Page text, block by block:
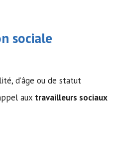
sociale
d’âge ou de statut
aux travailleurs sociaux